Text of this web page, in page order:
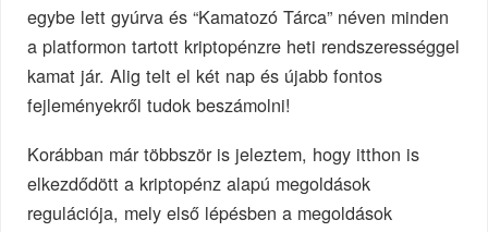
egybe lett gyúrva és “Kamatozó Tárca” néven minden
a platformon tartott kriptopénzre heti rendszerességgel
kamat jár. Alig telt el két nap és újabb fontos
fejleményekről tudok beszámolni!
Korábban már többször is jeleztem, hogy itthon is
elkezdődött a kriptopénz alapú megoldások
regulációja, mely első lépésben a megoldások